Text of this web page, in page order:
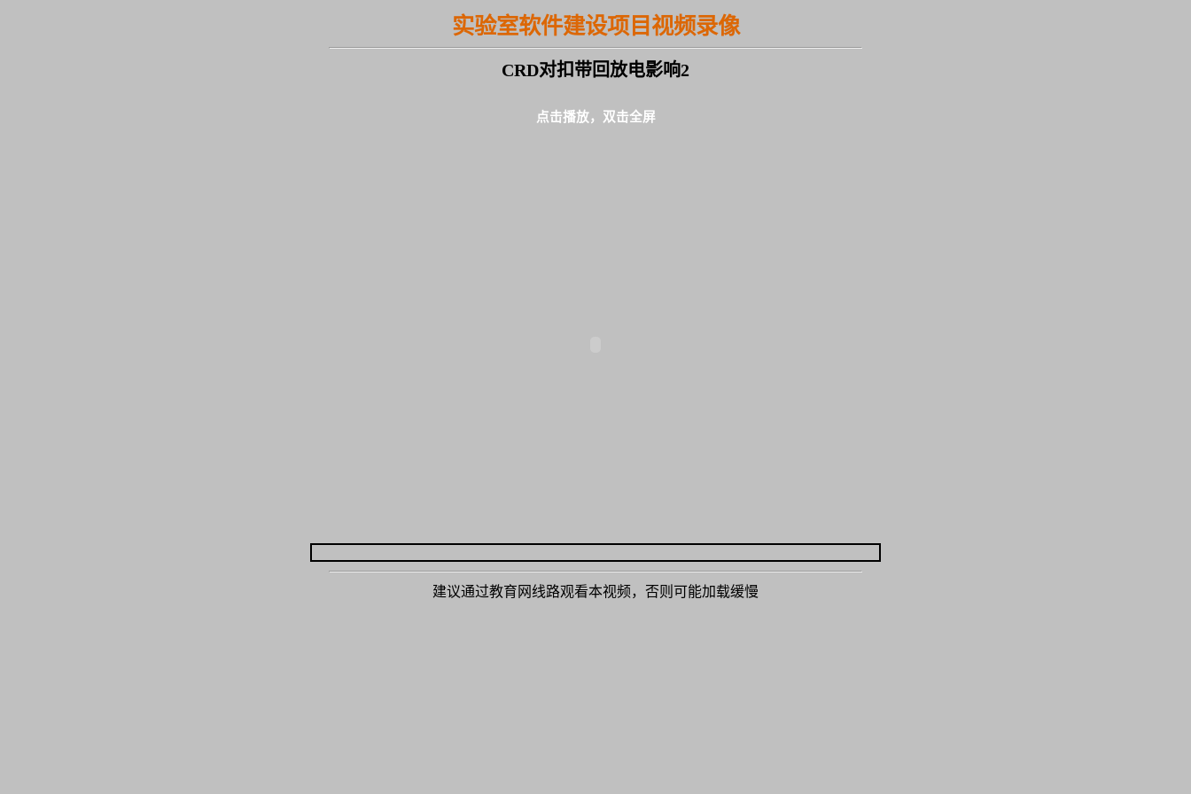
实验室软件建设项目视频录像
CRD对扣带回放电影响2
点击播放，双击全屏
建议通过教育网线路观看本视频，否则可能加载缓慢